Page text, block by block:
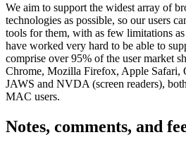
We aim to support the widest array of
technologies as possible, so our users
tools for them, with as few limitations
have worked very hard to be able to
comprise over 95% of the user market
Chrome, Mozilla Firefox, Apple Safari,
JAWS and NVDA (screen readers),
MAC users.
Notes, comments, and